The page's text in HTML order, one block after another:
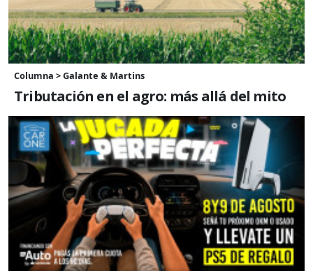
Columna > Galante & Martins
Tributación en el agro: más allá del mito